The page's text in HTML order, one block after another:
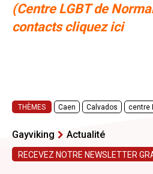
(Centre LGBT de
contactscliquez ici
THÈMES Caen Calvados centre
Gayviking Actualité
RECEVEZ NOTRE NEWSLETTER